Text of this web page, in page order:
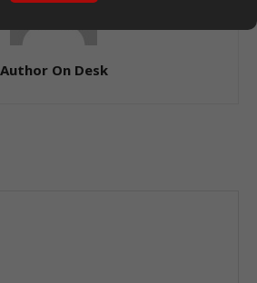
Author On Desk